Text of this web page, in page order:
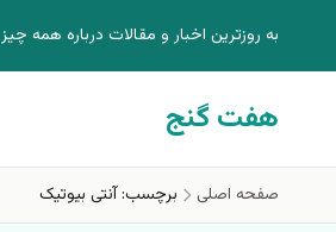
به روزترين اخبار و مقالات درباره همه چيز
هفت گنج
صفحه اصلی برچسب: آنتی بیوتیک